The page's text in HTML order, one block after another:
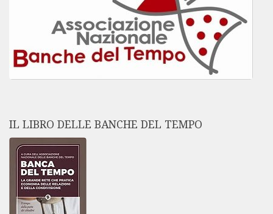
IL LIBRO DELLE BANCHE DEL TEMPO